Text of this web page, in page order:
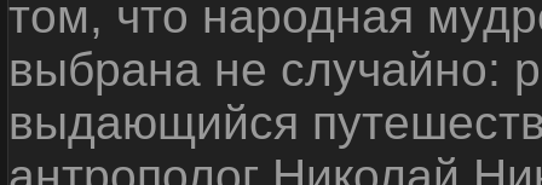
том, что народная
выбрана не случайно:
выдающийся